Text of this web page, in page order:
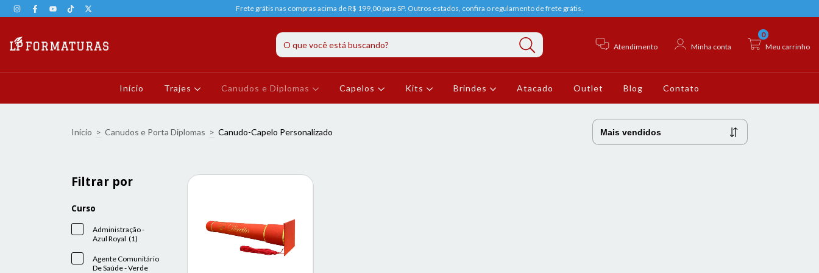
Frete grátis nas compras acima de R$ 199,00 para SP. Outros estados, confira o regulamento de frete grátis.
Atendimento Minha conta Meu carrinho
0
Início Trajes Canudos e Diplomas Capelos Kits Brindes Atacado Outlet Blog Contato
Início > Canudos e Porta Diplomas > Canudo-Capelo Personalizado
Filtrar por
Curso
Administração -
Azul Royal (1)
Agente Comunitário
De Saúde - Verde